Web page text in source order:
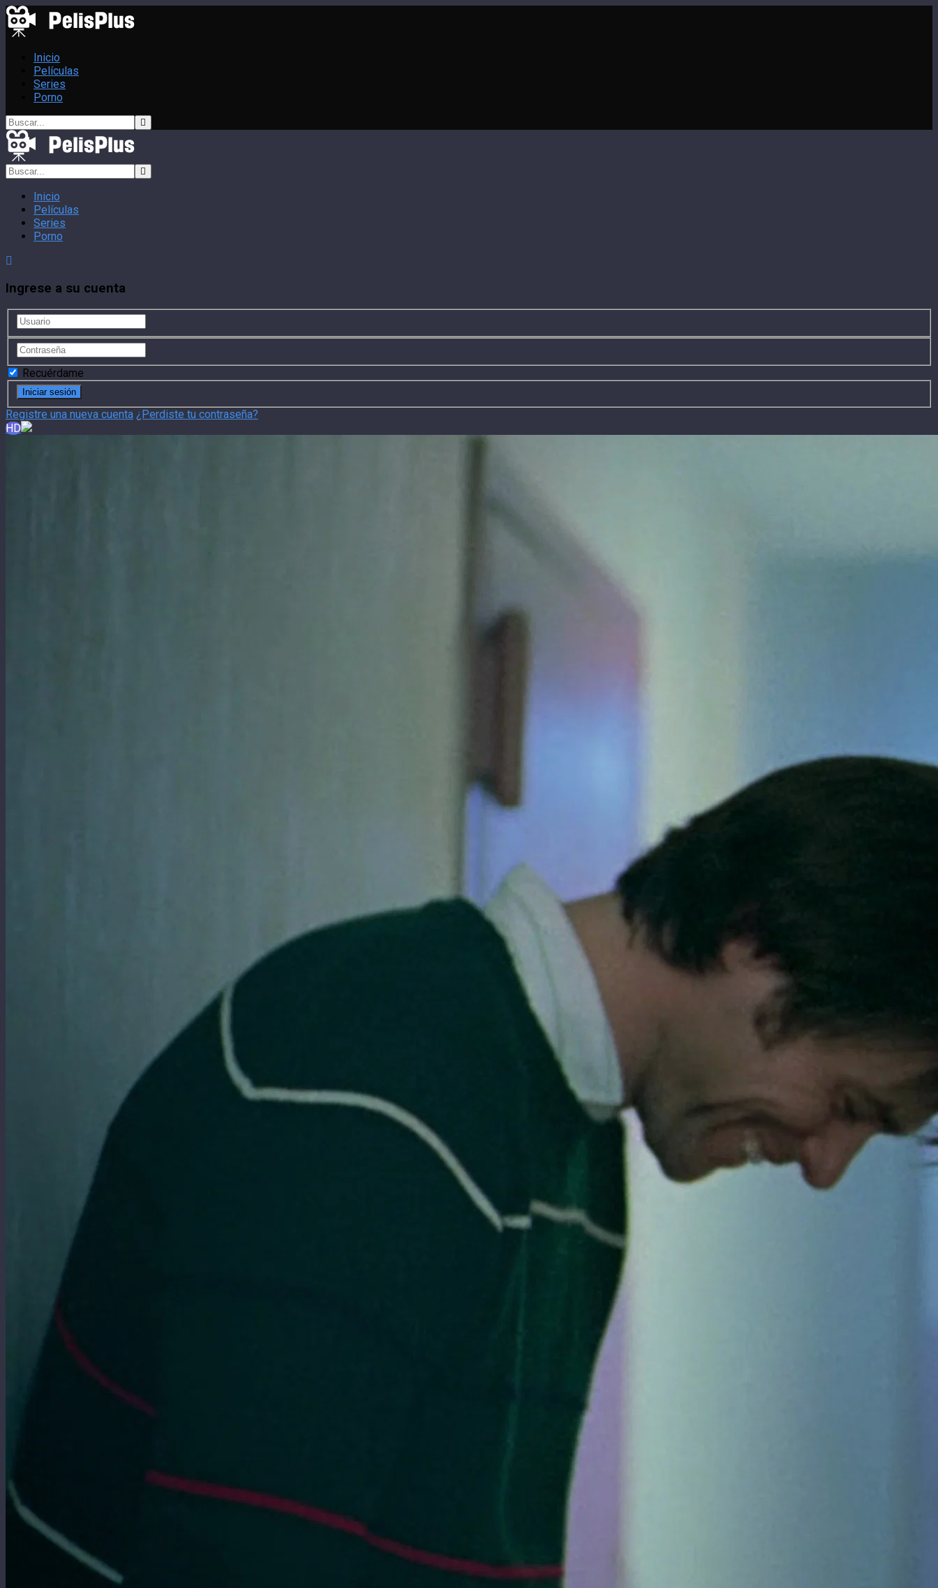
Inicio
Películas
Series
Porno
Inicio
Películas
Series
Porno
Ingrese a su cuenta
Recuérdame
Registre una nueva cuenta ¿Perdiste tu contraseña?
HD